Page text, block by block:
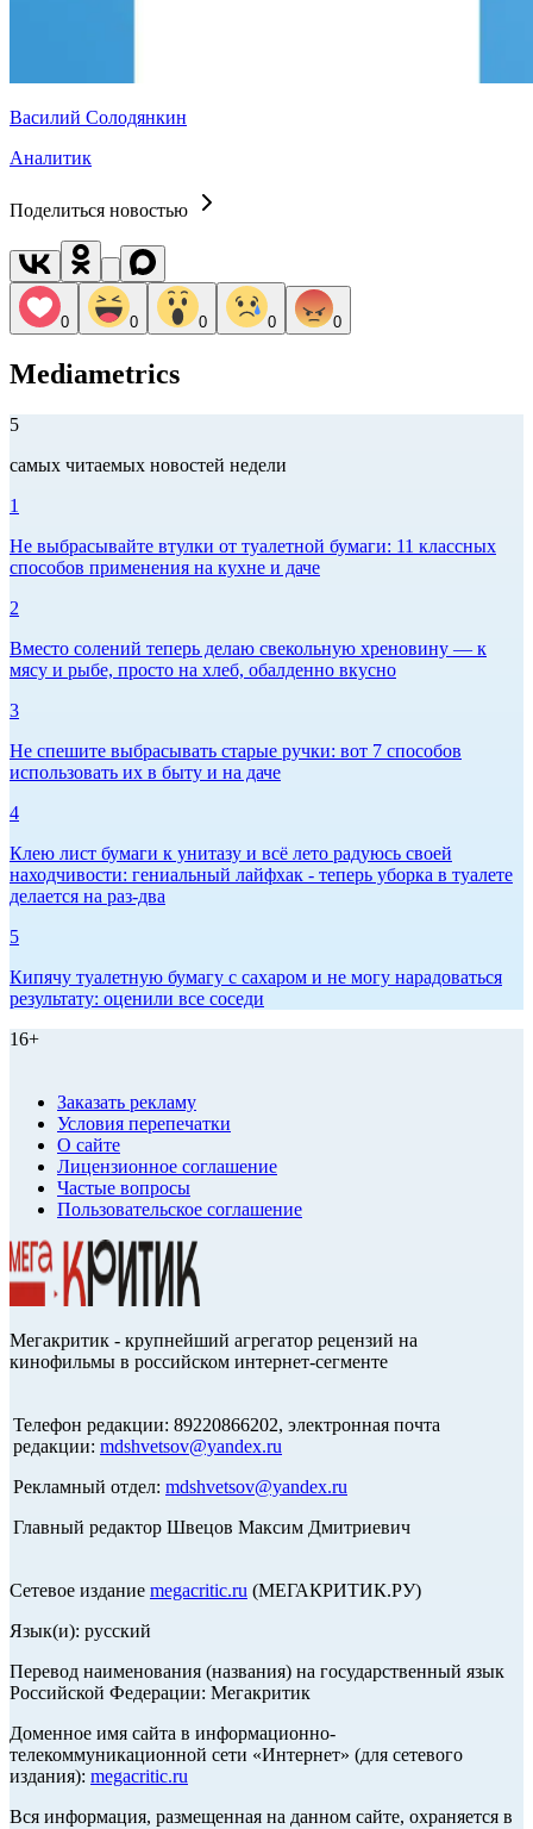
Василий Солодянкин
Аналитик
Поделиться новостью
0 0 0 0 0
Mediametrics
5
самых читаемых новостей недели
1
Не выбрасывайте втулки от туалетной бумаги: 11 классных
способов применения на кухне и даче
2
Вместо солений теперь делаю свекольную хреновину — к
мясу и рыбе, просто на хлеб, обалденно вкусно
3
Не спешите выбрасывать старые ручки: вот 7 способов
использовать их в быту и на даче
4
Клею лист бумаги к унитазу и всё лето радуюсь своей
находчивости: гениальный лайфхак - теперь уборка в туалете
делается на раз-два
5
Кипячу туалетную бумагу с сахаром и не могу нарадоваться
результату: оценили все соседи
16+
Заказать рекламу
Условия перепечатки
О сайте
Лицензионное соглашение
Частые вопросы
Пользовательское соглашение
Мегакритик - крупнейший агрегатор рецензий на
кинофильмы в российском интернет-сегменте
Телефон редакции: 89220866202, электронная почта
редакции: mdshvetsov@yandex.ru
Рекламный отдел: mdshvetsov@yandex.ru
Главный редактор Швецов Максим Дмитриевич
Сетевое издание megacritic.ru (МЕГАКРИТИК.РУ)
Язык(и): русский
Перевод наименования (названия) на государственный язык
Российской Федерации: Мегакритик
Доменное имя сайта в информационно-
телекоммуникационной сети «Интернет» (для сетевого
издания): megacritic.ru
Вся информация, размещенная на данном сайте, охраняется в